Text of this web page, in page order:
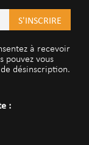
à recevoir
pouvez vous
désinscription.
: